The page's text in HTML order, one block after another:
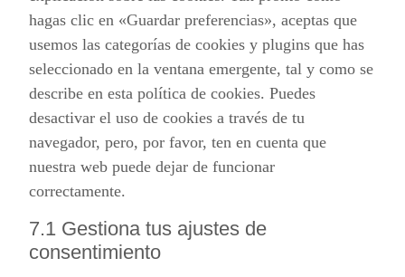
hagas clic en «Guardar preferencias», aceptas que
usemos las categorías de cookies y plugins que has
seleccionado en la ventana emergente, tal y como se
describe en esta política de cookies. Puedes
desactivar el uso de cookies a través de tu
navegador, pero, por favor, ten en cuenta que
nuestra web puede dejar de funcionar
correctamente.
7.1 Gestiona tus ajustes de
consentimiento